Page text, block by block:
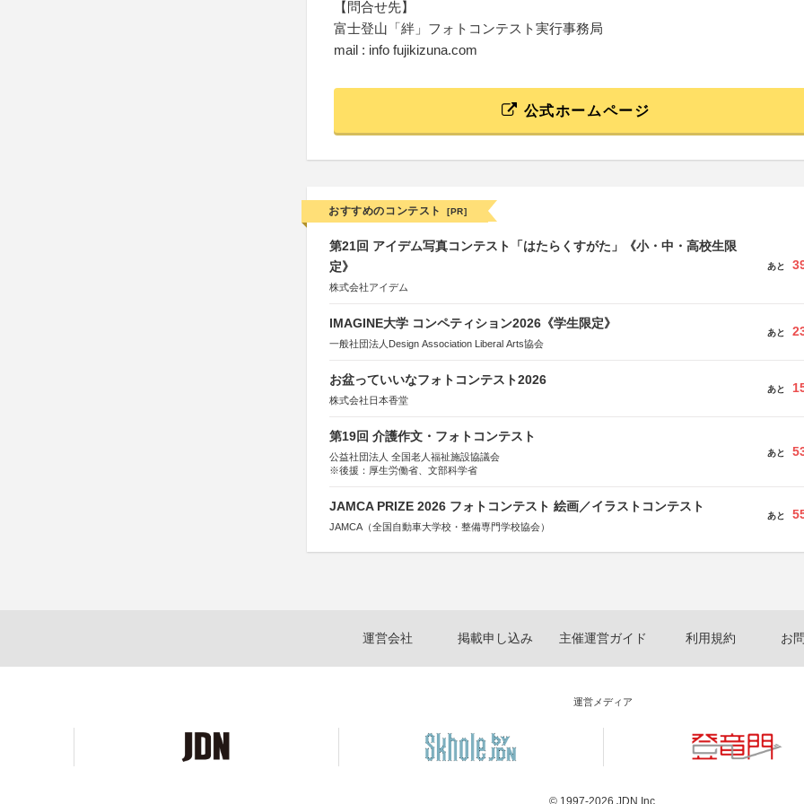
【問合せ先】
富士登山「絆」フォトコンテスト実行事務局
mail : info fujikizuna.com
公式ホームページ
おすすめのコンテスト [PR]
第21回 アイデム写真コンテスト「はたらくすがた」《小・中・高校生限
定》
株式会社アイデム
あと
IMAGINE大学 コンペティション2026《学生限定》
一般社団法人Design Association Liberal Arts協会
あと
お盆っていいなフォトコンテスト2026
株式会社日本香堂
あと
第19回 介護作文・フォトコンテスト
公益社団法人 全国老人福祉施設協議会
※後援：厚生労働省、文部科学省
あと
JAMCA PRIZE 2026 フォトコンテスト 絵画／イラストコンテスト
JAMCA（全国自動車大学校・整備専門学校協会）
あと
運営会社 掲載申し込み 主催運営ガイド 利用規約 お
運営メディア
© 1997-2026 JDN Inc.